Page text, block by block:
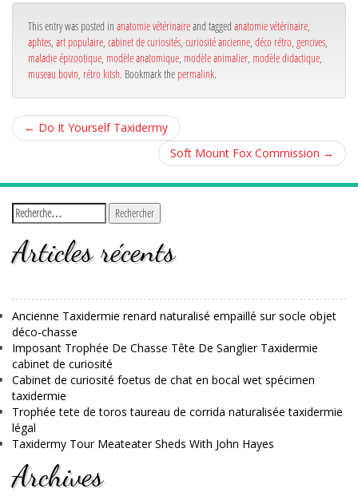
ok r
This entry was posted in anatomie vétérinaireand tagged anatomie vétérinaire
aphtes art populaire cabinet de curiosités curiosité ancienne déco rétro gencives
maladie épizootique modèle anatomique modèle animalier modèle didactique
museau bovin rétro kitsh. Bookmark the permalink.
← Do It Yourself Taxidermy
Soft Mount Fox Commission →
Articles récents
Ancienne Taxidermie renard naturalisé empaillé sur socle objet
déco-chasse
Imposant Trophée De Chasse Tête De Sanglier Taxidermie
cabinet de curiosité
Cabinet de curiosité foetus de chat en bocal wet spécimen
taxidermie
Trophée tete de toros taureau de corrida naturalisée taxidermie
légal
Taxidermy Tour Meateater Sheds With John Hayes
Archives